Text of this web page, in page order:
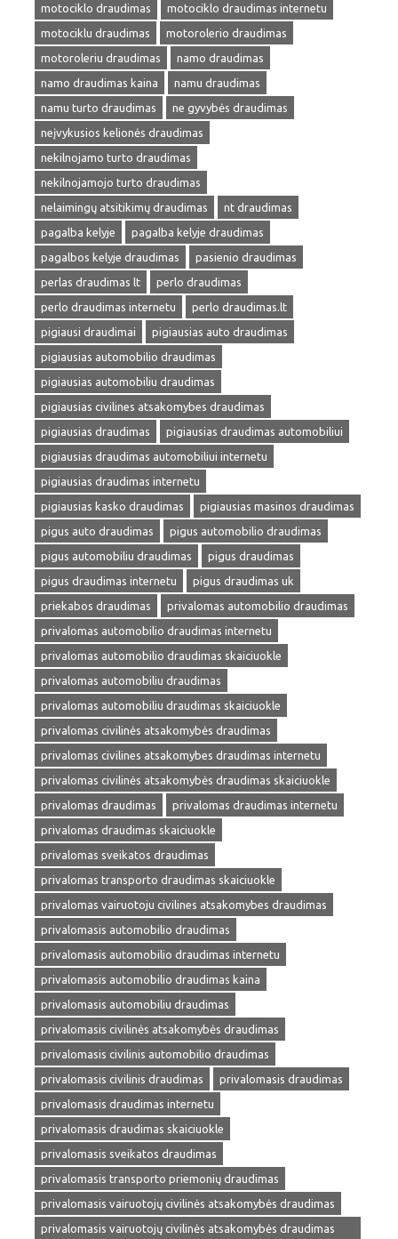
motociklo draudimas
motociklo draudimas internetu
motociklu draudimas
motorolerio draudimas
motoroleriu draudimas
namo draudimas
namo draudimas kaina
namu draudimas
namu turto draudimas
ne gyvybės draudimas
neįvykusios kelionės draudimas
nekilnojamo turto draudimas
nekilnojamojo turto draudimas
nelaimingų atsitikimų draudimas
nt draudimas
pagalba kelyje
pagalba kelyje draudimas
pagalbos kelyje draudimas
pasienio draudimas
perlas draudimas lt
perlo draudimas
perlo draudimas internetu
perlo draudimas.lt
pigiausi draudimai
pigiausias auto draudimas
pigiausias automobilio draudimas
pigiausias automobiliu draudimas
pigiausias civilines atsakomybes draudimas
pigiausias draudimas
pigiausias draudimas automobiliui
pigiausias draudimas automobiliui internetu
pigiausias draudimas internetu
pigiausias kasko draudimas
pigiausias masinos draudimas
pigus auto draudimas
pigus automobilio draudimas
pigus automobiliu draudimas
pigus draudimas
pigus draudimas internetu
pigus draudimas uk
priekabos draudimas
privalomas automobilio draudimas
privalomas automobilio draudimas internetu
privalomas automobilio draudimas skaiciuokle
privalomas automobiliu draudimas
privalomas automobiliu draudimas skaiciuokle
privalomas civilinės atsakomybės draudimas
privalomas civilines atsakomybes draudimas internetu
privalomas civilinės atsakomybės draudimas skaiciuokle
privalomas draudimas
privalomas draudimas internetu
privalomas draudimas skaiciuokle
privalomas sveikatos draudimas
privalomas transporto draudimas skaiciuokle
privalomas vairuotoju civilines atsakomybes draudimas
privalomasis automobilio draudimas
privalomasis automobilio draudimas internetu
privalomasis automobilio draudimas kaina
privalomasis automobiliu draudimas
privalomasis civilinės atsakomybės draudimas
privalomasis civilinis automobilio draudimas
privalomasis civilinis draudimas
privalomasis draudimas
privalomasis draudimas internetu
privalomasis draudimas skaiciuokle
privalomasis sveikatos draudimas
privalomasis transporto priemonių draudimas
privalomasis vairuotojų civilinės atsakomybės draudimas
privalomasis vairuotojų civilinės atsakomybės draudimas